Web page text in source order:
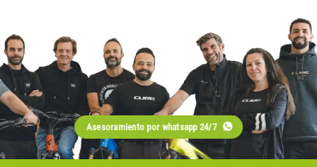
Asesoramiento por whatsapp 24/7